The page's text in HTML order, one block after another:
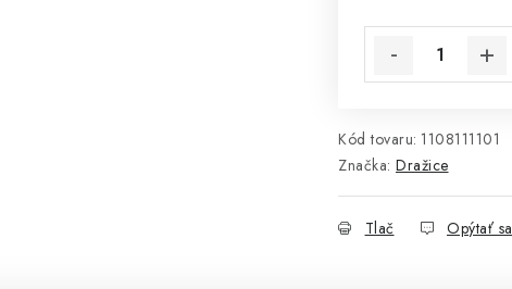
Kód tovaru: 1108111101
Značka: Dražice
Tlač Opýtať sa